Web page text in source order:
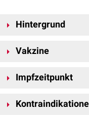
Hintergrund
Kombinationsimpfstoffs
Einzelimpfstoff verfügbar
Vakzine
Fibroblastenzellkulturen
Dextran
70, Sorbitol
Glutamin
Impfzeitpunkt
bestimmten